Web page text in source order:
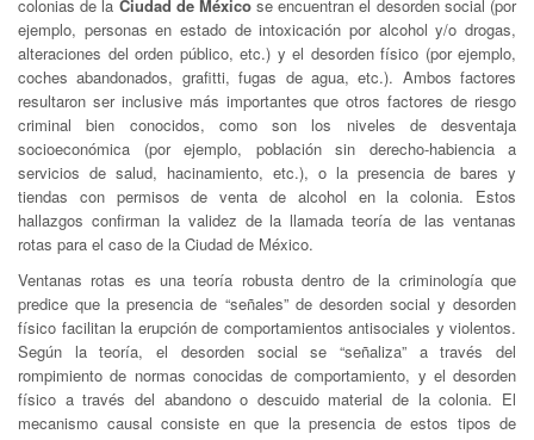
colonias de la Ciudad de Méxicose encuentran el desorden social (por
ejemplo, personas en estado de intoxicación por alcohol y/o drogas,
alteraciones del orden público, etc.) y el desorden físico (por ejemplo,
coches abandonados, grafitti, fugas de agua, etc.). Ambos factores
resultaron ser inclusive más importantes que otros factores de riesgo
criminal bien conocidos, como son los niveles de desventaja
socioeconómica (por ejemplo, población sin derecho-habiencia a
servicios de salud, hacinamiento, etc.), o la presencia de bares y
tiendas con permisos de venta de alcohol en la colonia. Estos
hallazgos confirman la validez de la llamada teoría de las ventanas
rotas para el caso de la Ciudad de México.
Ventanas rotas es una teoría robusta dentro de la criminología que
predice que la presencia de “señales” de desorden social y desorden
físico facilitan la erupción de comportamientos antisociales y violentos.
Según la teoría, el desorden social se “señaliza” a través del
rompimiento de normas conocidas de comportamiento, y el desorden
físico a través del abandono o descuido material de la colonia. El
mecanismo causal consiste en que la presencia de estos tipos de